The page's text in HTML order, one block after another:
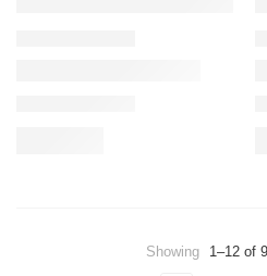
Showing 1–12 of